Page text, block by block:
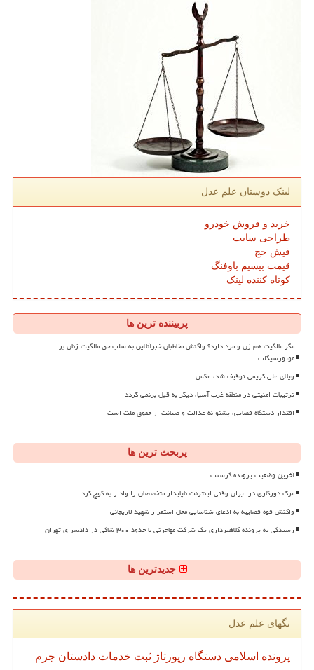
لینک دوستان علم عدل
خرید و فروش خودرو
طراحی سایت
فیش حج
قیمت بیسیم باوفنگ
کوتاه کننده لینک
پربیننده ترین ها
مگر مالکیت هم زن و مرد دارد؟ واکنش مخاطبان خبرآنلاین به سلب حق مالکیت زنان بر
موتورسیکلت
ویلای علی کریمی توقیف شد، عکس
ترتیبات امنیتی در منطقه غرب آسیا، دیگر به قبل برنمی گردد
اقتدار دستگاه قضایی، پشتوانه عدالت و صیانت از حقوق ملت است
پربحث ترین ها
آخرین وضعیت پرونده کرسنت
مرگ دورکاری در ایران وقتی اینترنت ناپایدار متخصصان را وادار به کوچ کرد
واکنش قوه قضاییه به ادعای شناسایی محل استقرار شهید لاریجانی
رسیدگی به پرونده کلاهبرداری یک شرکت مهاجرتی با حدود ۳۰۰ شاکی در دادسرای تهران
جدیدترین ها
تگهای علم عدل
پرونده اسلامی دستگاه رپورتاژ ثبت خدمات دادستان جرم